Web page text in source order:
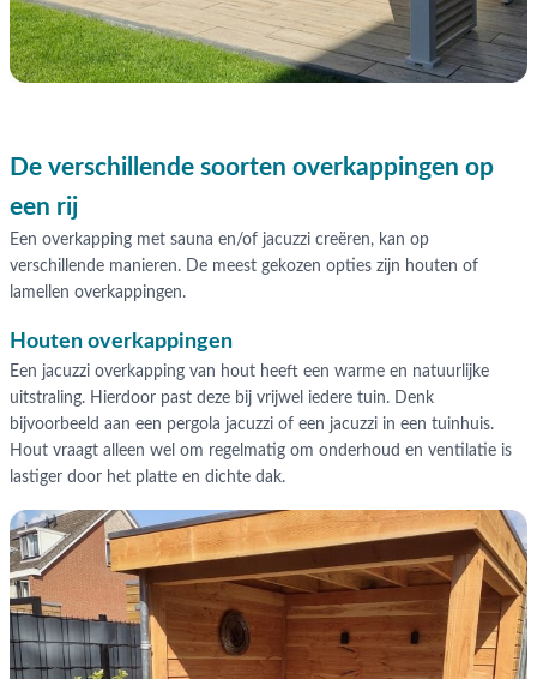
De verschillende soorten overkappingen op
een rij
Een overkapping met sauna en/of jacuzzi creëren, kan op
verschillende manieren. De meest gekozen opties zijn houten of
lamellen overkappingen.
Houten overkappingen
Een jacuzzi overkapping van hout heeft een warme en natuurlijke
uitstraling. Hierdoor past deze bij vrijwel iedere tuin. Denk
bijvoorbeeld aan een pergola jacuzzi of een jacuzzi in een tuinhuis.
Hout vraagt alleen wel om regelmatig om onderhoud en ventilatie is
lastiger door het platte en dichte dak.